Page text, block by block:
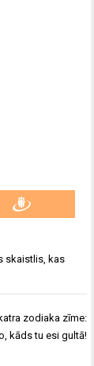
skaistlis ,kas
zodiaka zīme:
kāds tu esi gultā!